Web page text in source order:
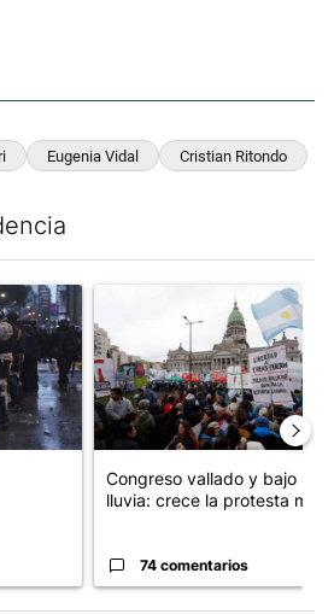
Eugenia Vidal Cristian Ritondo
con el título "La tensión frente al
Un artículo de tendencia
Congreso vallado y bajo la
lluvia: crece la protesta mi...
74 comentarios